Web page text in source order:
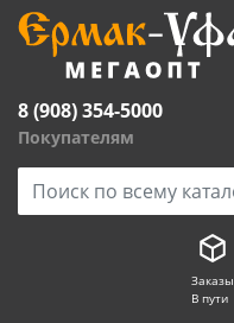
8 (908) 354-5000
Покупателям
Заказы
В пути